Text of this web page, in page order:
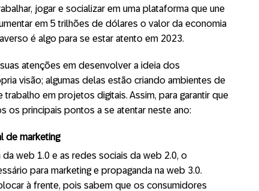
jogar e socializar em uma plataforma que une
em 5 trilhões de dólares o valor da economia
é algo para se estar atento em 2023.
atenções em desenvolver a ideia dos
visão; algumas delas estão criando ambientes de
em projetos digitais. Assim, para garantir que
os principais pontos a se atentar neste ano:
de marketing
web 1.0 e as redes sociais da web 2.0, o
para marketing e propaganda na web 3.0.
à frente, pois sabem que os consumidores